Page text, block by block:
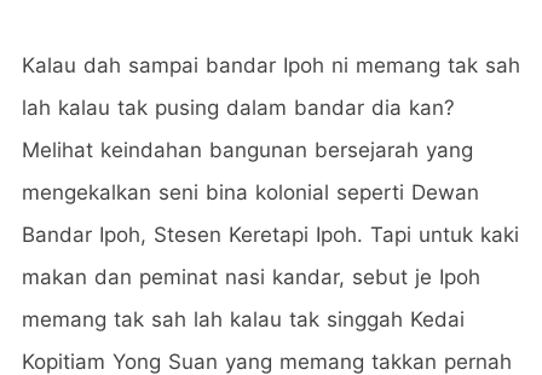
Kalau dah sampai bandar Ipoh ni memang tak sah
lah kalau tak pusing dalam bandar dia kan?
Melihat keindahan bangunan bersejarah yang
mengekalkan seni bina kolonial seperti Dewan
Bandar Ipoh, Stesen Keretapi Ipoh. Tapi untuk kaki
makan dan peminat nasi kandar, sebut je Ipoh
memang tak sah lah kalau tak singgah Kedai
Kopitiam Yong Suan yang memang takkan pernah